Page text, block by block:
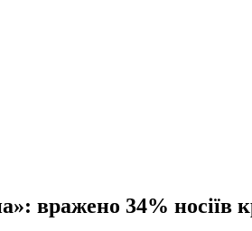
вражено 34% носіїв